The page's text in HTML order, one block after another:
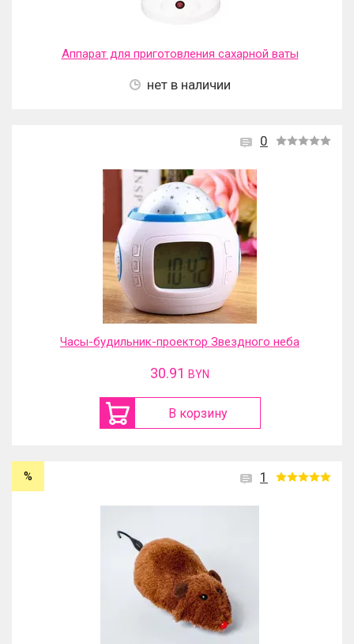
Аппарат для приготовления сахарной ваты
нет в наличии
0
Часы-будильник-проектор Звездного неба
30.91 BYN
В корзину
1
%